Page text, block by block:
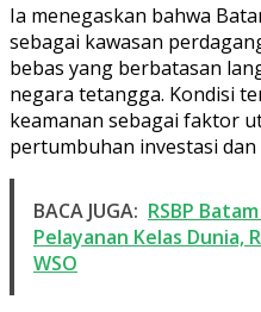
Ia menegaskan bahwa
sebagai kawasan
bebas yang berbatasan
negara tetangga. Kondisi
keamanan sebagai faktor
pertumbuhan investasi
BACA JUGA: RSBP
Pelayanan Kelas Dunia,
WSO